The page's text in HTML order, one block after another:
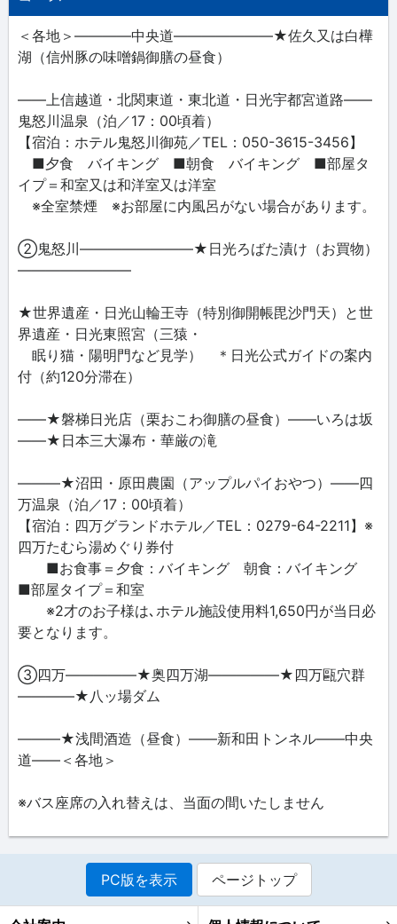
＜各地＞――――中央道―――――――★佐久又は白樺
湖（信州豚の味噌鍋御膳の昼食）
――上信越道・北関東道・東北道・日光宇都宮道路――
鬼怒川温泉（泊／17：00頃着）
【宿泊：ホテル鬼怒川御苑／TEL：050-3615-3456】
■夕食 バイキング ■朝食 バイキング ■部屋タ
イプ＝和室又は和洋室又は洋室
※全室禁煙 ※お部屋に内風呂がない場合があります。
②鬼怒川――――――――★日光ろばた漬け（お買物）
――――――――
★世界遺産・日光山輪王寺（特別御開帳毘沙門天）と世
界遺産・日光東照宮（三猿・
眠り猫・陽明門など見学） ＊日光公式ガイドの案内
付（約120分滞在）
――★磐梯日光店（栗おこわ御膳の昼食）――いろは坂
――★日本三大瀑布・華厳の滝
―――★沼田・原田農園（アップルパイおやつ）――四
万温泉（泊／17：00頃着）
【宿泊：四万グランドホテル／TEL：0279-64-2211】※
四万たむら湯めぐり券付
■お食事＝夕食：バイキング 朝食：バイキング
■部屋タイプ＝和室
※2才のお子様は､ホテル施設使用料1,650円が当日必
要となります。
③四万―――――★奥四万湖―――――★四万甌穴群
――――★八ッ場ダム
―――★浅間酒造（昼食）――新和田トンネル――中央
道――＜各地＞
※バス座席の入れ替えは、当面の間いたしません
PC版を表示 ページトップ